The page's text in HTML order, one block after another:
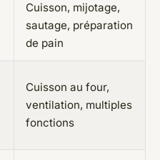
Cuisson, mijotage,
sautage, préparation
de pain
Cuisson au four,
ventilation, multiples
fonctions